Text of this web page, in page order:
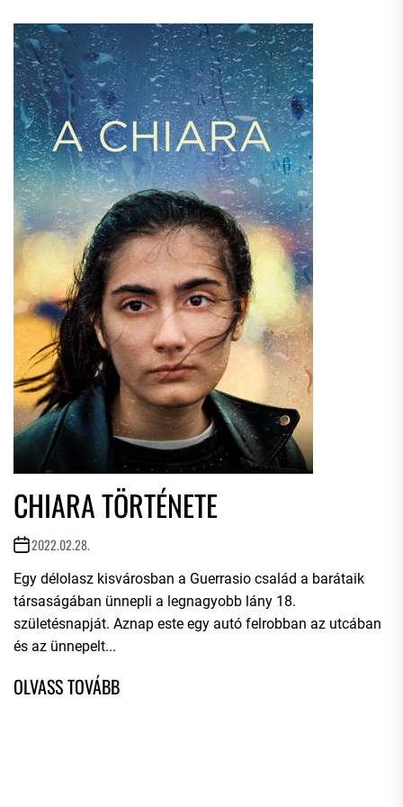
CHIARA TÖRTÉNETE
2022.02.28.
Egy délolasz kisvárosban a Guerrasio család a barátaik
társaságában ünnepli a legnagyobb lány 18.
születésnapját. Aznap este egy autó felrobban az utcában
és az ünnepelt...